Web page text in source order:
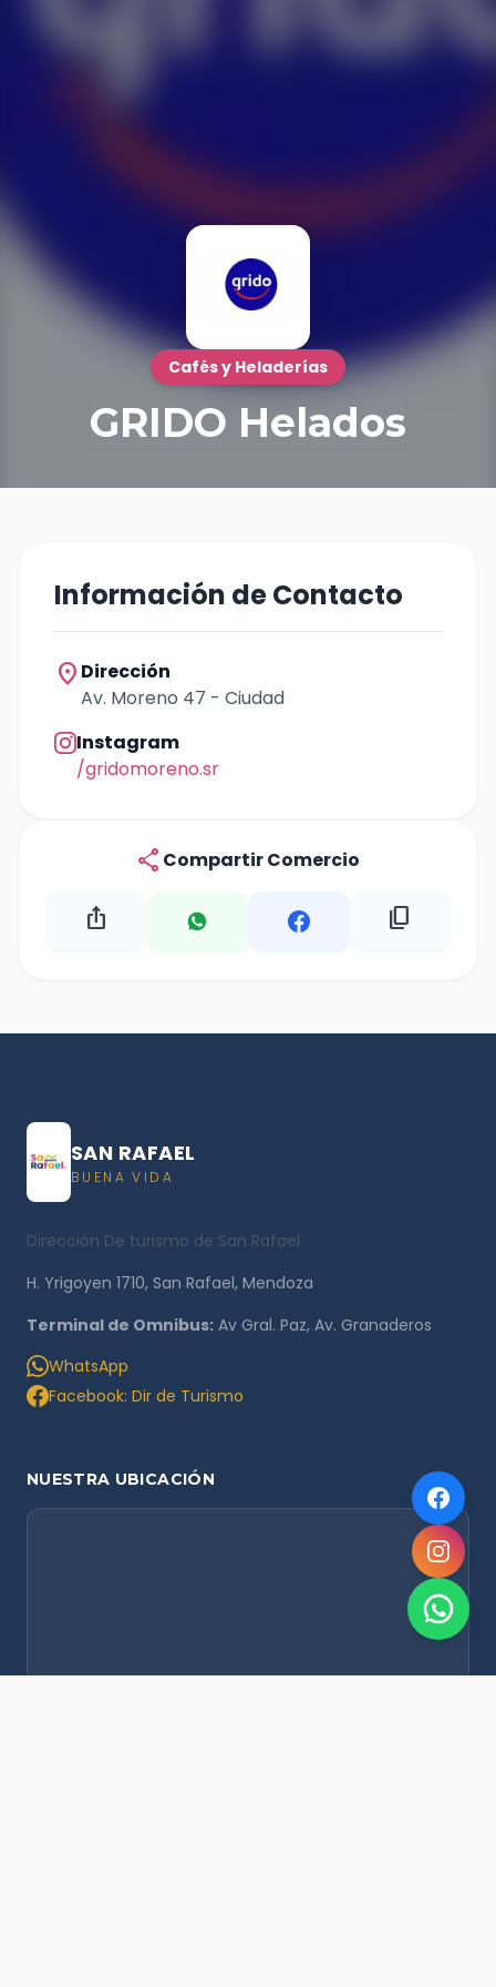
Cafés y Heladerías
GRIDO Helados
Información de Contacto
location_on Dirección
Av. Moreno 47 - Ciudad
Instagram
/gridomoreno.sr
share Compartir Comercio
ios_share content_copy
SAN RAFAEL
BUENA VIDA
Dirección De turismo de San Rafael
H. Yrigoyen 1710, San Rafael, Mendoza
Terminal de Omnibus: Av Gral. Paz, Av. Granaderos
WhatsApp
Facebook: Dir de Turismo
NUESTRA UBICACIÓN